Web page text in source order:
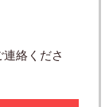
絡くださ